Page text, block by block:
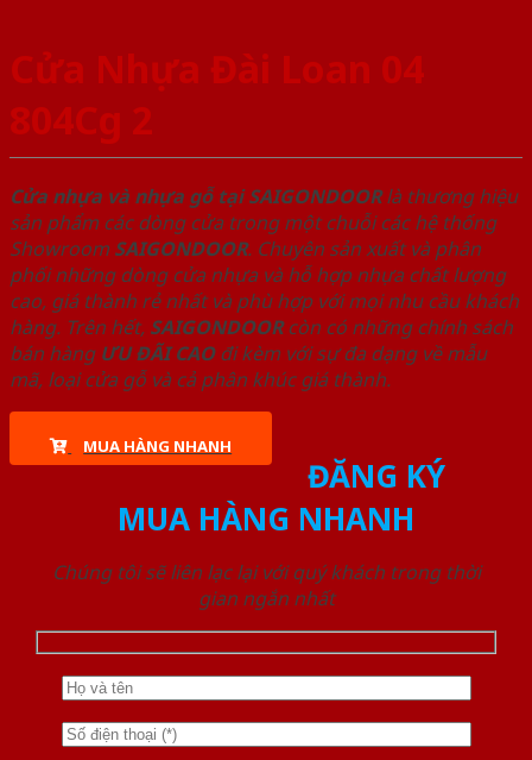
Cửa Nhựa Đài Loan 04
804Cg 2
Cửa nhựa và nhựa gỗ tại SAIGONDOORlà thương hiệu
sản phẩm các dòng cửa trong một chuỗi các hệ thống
Showroom SAIGONDOOR. Chuyên sản xuất và phân
phối những dòng cửa nhựa và hỗ hợp nhựa chất lượng
cao, giá thành rẻ nhất và phù hợp với mọi nhu cầu khách
hàng. Trên hết, SAIGONDOORcòn có những chính sách
bán hàng ƯU ĐÃI CAOđi kèm với sự đa dạng về mẫu
mã, loại cửa gỗ và cả phân khúc giá thành.
MUA HÀNG NHANH
ĐĂNG KÝ
MUA HÀNG NHANH
Chúng tôi sẽ liên lạc lại với quý khách trong thời
gian ngắn nhất